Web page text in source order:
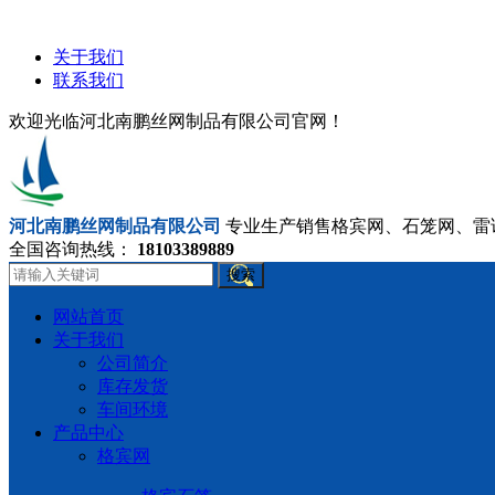
关于我们
联系我们
欢迎光临河北南鹏丝网制品有限公司官网！
河北南鹏丝网制品有限公司 专业生产销售格宾网、石笼网、雷
全国咨询热线：
18103389889
搜索
网站首页
关于我们
公司简介
库存发货
车间环境
产品中心
格宾网